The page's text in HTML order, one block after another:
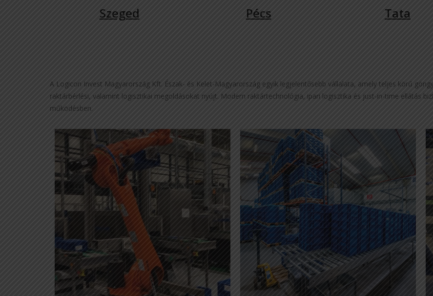
Szeged Pécs Tata
A Logicon Invest Magyarország Kft. Észak- és Kelet-Magyarország egyik legjelentősebb vállalata, amely teljes körű
raktárbérlési, valamint logisztikai megoldásokat nyújt. Modern raktártechnológia, ipari logisztika és just-in-time ellátás
működésben.